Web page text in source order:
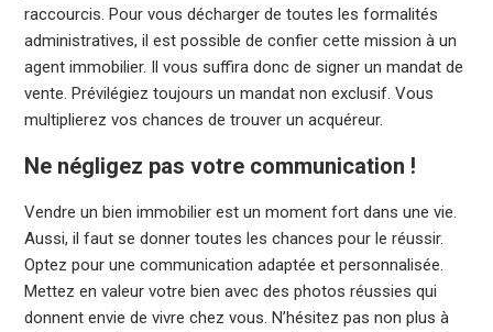
raccourcis. Pour vous décharger de toutes les formalités
administratives, il est possible de confier cette mission à un
agent immobilier. Il vous suffira donc de signer un mandat de
vente. Prévilégiez toujours un mandat non exclusif. Vous
multiplierez vos chances de trouver un acquéreur.
Ne négligez pas votre communication !
Vendre un bien immobilier est un moment fort dans une vie.
Aussi, il faut se donner toutes les chances pour le réussir.
Optez pour une communication adaptée et personnalisée.
Mettez en valeur votre bien avec des photos réussies qui
donnent envie de vivre chez vous. N’hésitez pas non plus à